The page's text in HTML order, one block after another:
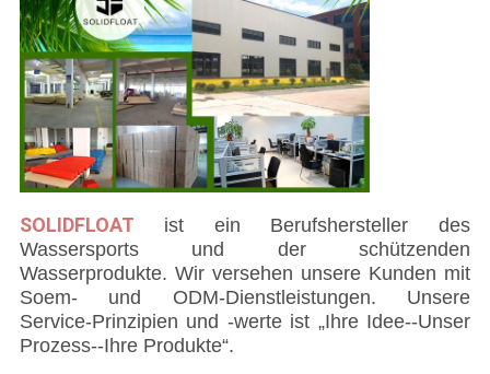
SOLIDFLOAT istein Berufshersteller des
Wassersports und der schützenden
Wasserprodukte. Wir versehen unsere Kunden mit
Soem- und ODM-Dienstleistungen. Unsere
Service-Prinzipien und -werte ist „Ihre Idee--Unser
Prozess--Ihre Produkte“.